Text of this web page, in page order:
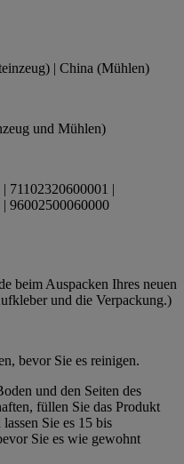
| China (Mühlen)
und Mühlen)
71102320600001 |
96002500060000
beim Auspacken Ihres neuen
und die Verpackung.)
bevor Sie es reinigen.
und den Seiten des
füllen Sie das Produkt
Sie es 15 bis
Sie es wie gewohnt